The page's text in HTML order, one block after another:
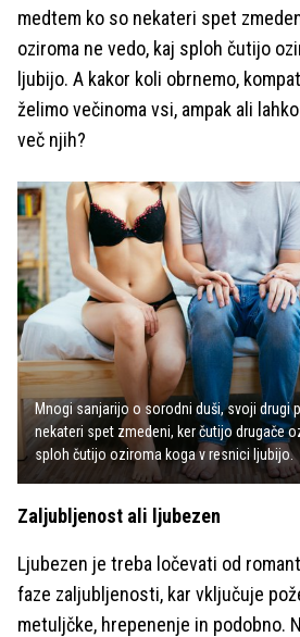
medtem ko so nekateri spet
oziroma ne vedo, kaj sploh čutijo
ljubijo. A kakor koli obrnemo,
želimo večinoma vsi, ampak ali lahko
več njih?
Mnogi sanjarijo o sorodni duši, svoji drugi
nekateri spet zmedeni, ker čutijo drugače
sploh čutijo oziroma koga v resnici ljubijo.
Zaljubljenost ali ljubezen
Ljubezen je treba ločevati od
faze zaljubljenosti, kar vključuje
metuljčke, hrepenenje in podobno.